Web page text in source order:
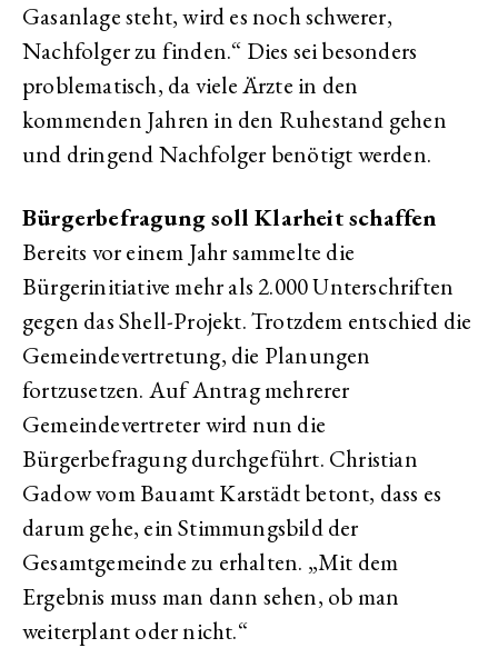
Gasanlage steht, wird es noch schwerer,
Nachfolger zu finden.“ Dies sei besonders
problematisch, da viele Ärzte in den
kommenden Jahren in den Ruhestand gehen
und dringend Nachfolger benötigt werden.
Bürgerbefragung soll Klarheit schaffen
Bereits vor einem Jahr sammelte die
Bürgerinitiative mehr als 2.000 Unterschriften
gegen das Shell-Projekt. Trotzdem entschied die
Gemeindevertretung, die Planungen
fortzusetzen. Auf Antrag mehrerer
Gemeindevertreter wird nun die
Bürgerbefragung durchgeführt. Christian
Gadow vom Bauamt Karstädt betont, dass es
darum gehe, ein Stimmungsbild der
Gesamtgemeinde zu erhalten. „Mit dem
Ergebnis muss man dann sehen, ob man
weiterplant oder nicht.“